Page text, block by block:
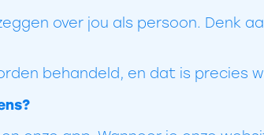
over jou als persoon. Denk
behandeld, en dat is precies